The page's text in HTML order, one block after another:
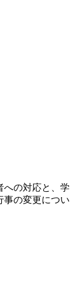
への対応と、学
事の変更につい